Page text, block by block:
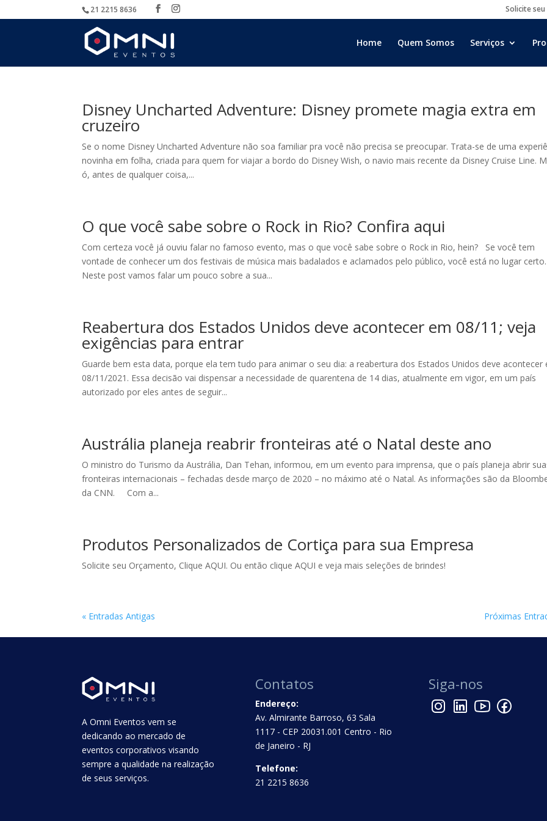
21 2215 8636 Solicite
Home Quem Somos Serviços
Disney Uncharted Adventure: Disney promete magia extra em
cruzeiro
Se o nome Disney Uncharted Adventure não soa familiar pra você não precisa se preocupar. Trata-se de uma
novinha em folha, criada para quem for viajar a bordo do Disney Wish, o navio mais recente da Disney Cruise Line.
ó, antes de qualquer coisa,...
O que você sabe sobre o Rock in Rio? Confira aqui
Com certeza você já ouviu falar no famoso evento, mas o que você sabe sobre o Rock in Rio, hein? Se você tem
vontade de conhecer um dos festivais de música mais badalados e aclamados pelo público, você está no lugar certo.
Neste post vamos falar um pouco sobre a sua...
Reabertura dos Estados Unidos deve acontecer em 08/11; veja
exigências para entrar
Guarde bem esta data, porque ela tem tudo para animar o seu dia: a reabertura dos Estados Unidos deve acontecer
08/11/2021. Essa decisão vai dispensar a necessidade de quarentena de 14 dias, atualmente em vigor, em um país
autorizado por eles antes de seguir...
Austrália planeja reabrir fronteiras até o Natal deste ano
O ministro do Turismo da Austrália, Dan Tehan, informou, em um evento para imprensa, que o país planeja abrir
fronteiras internacionais – fechadas desde março de 2020 – no máximo até o Natal. As informações são da
da CNN. Com a...
Produtos Personalizados de Cortiça para sua Empresa
Solicite seu Orçamento, Clique AQUI. Ou então clique AQUI e veja mais seleções de brindes!
« Entradas Antigas Próximas
A Omni Eventos vem se
dedicando ao mercado de
eventos corporativos visando
sempre a qualidade na realização
de seus serviços.
Contatos
Endereço:
Av. Almirante Barroso, 63 Sala
1117 - CEP 20031.001 Centro - Rio
de Janeiro - RJ
Telefone:
21 2215 8636
Siga-nos